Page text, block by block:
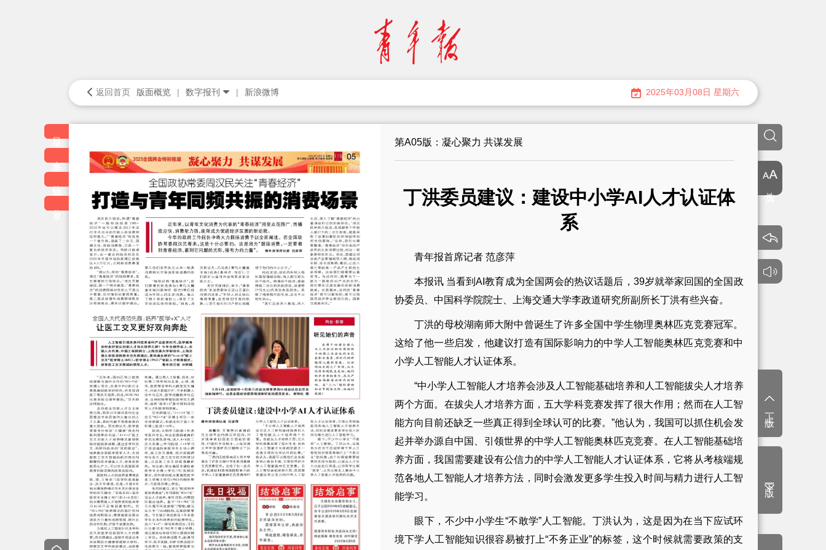
返回首页 版面概览 数字报刊 新浪微博 2025年03月08日 星期六
第A05版：凝心聚力 共谋发展
丁洪委员建议：建设中小学AI人才认证体
系
青年报首席记者 范彦萍
本报讯 当看到AI教育成为全国两会的热议话题后，39岁就举家回国的全国政
协委员、中国科学院院士、上海交通大学李政道研究所副所长丁洪有些兴奋。
丁洪的母校湖南师大附中曾诞生了许多全国中学生物理奥林匹克竞赛冠军。
这给了他一些启发，他建议打造有国际影响力的中学人工智能奥林匹克竞赛和中
小学人工智能人才认证体系。
“中小学人工智能人才培养会涉及人工智能基础培养和人工智能拔尖人才培养
两个方面。在拔尖人才培养方面，五大学科竞赛发挥了很大作用；然而在人工智
能方向目前还缺乏一些真正得到全球认可的比赛。”他认为，我国可以抓住机会发
起并举办源自中国、引领世界的中学人工智能奥林匹克竞赛。在人工智能基础培
养方面，我国需要建设有公信力的中学人工智能人才认证体系，它将从考核端规
范各地人工智能人才培养方法，同时会激发更多学生投入时间与精力进行人工智
能学习。
眼下，不少中小学生“不敢学”人工智能。丁洪认为，这是因为在当下应试环
境下学人工智能知识很容易被打上“不务正业”的标签，这个时候就需要政策的支